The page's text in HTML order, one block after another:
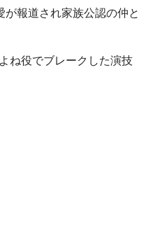
報道され家族公認の仲と
ね役でブレークした演技